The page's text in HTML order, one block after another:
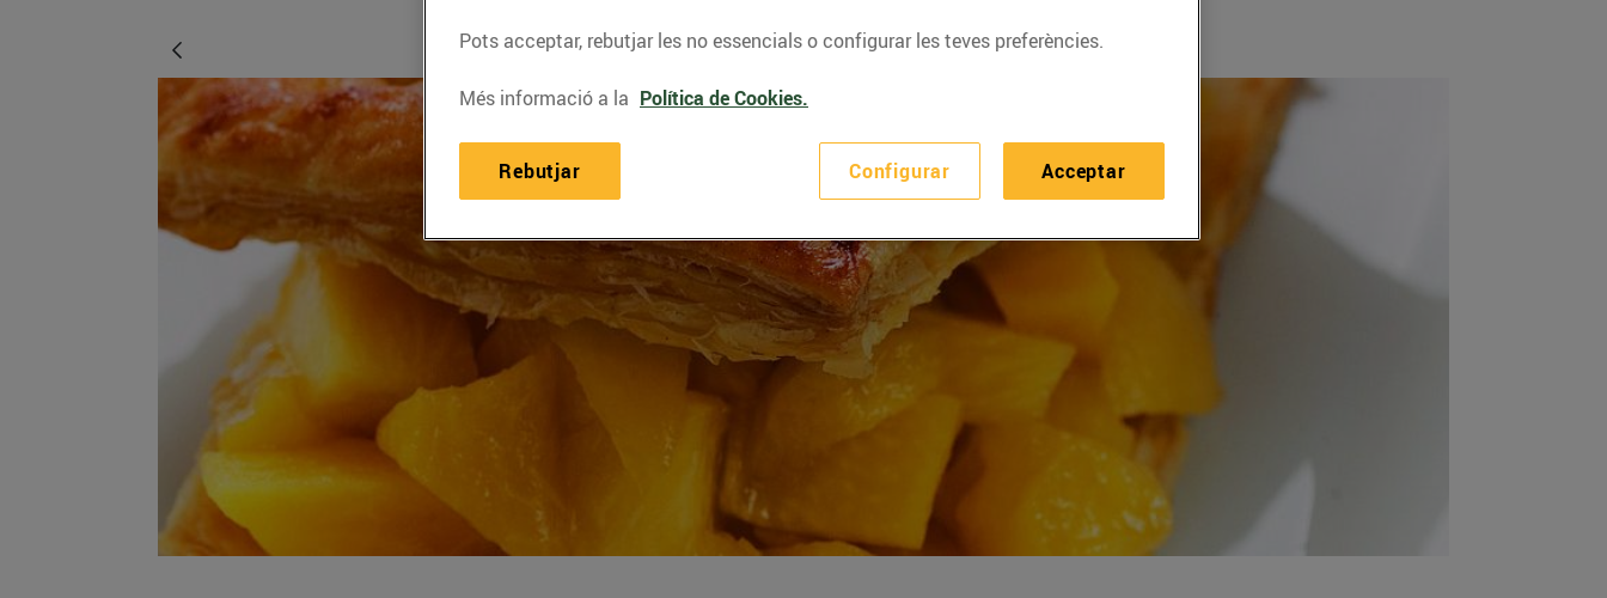
Pots acceptar, rebutjar les no essencials o configurar les teves preferències.
Més informació a la Política de Cookies.
Configurar
Rebutjar Acceptar